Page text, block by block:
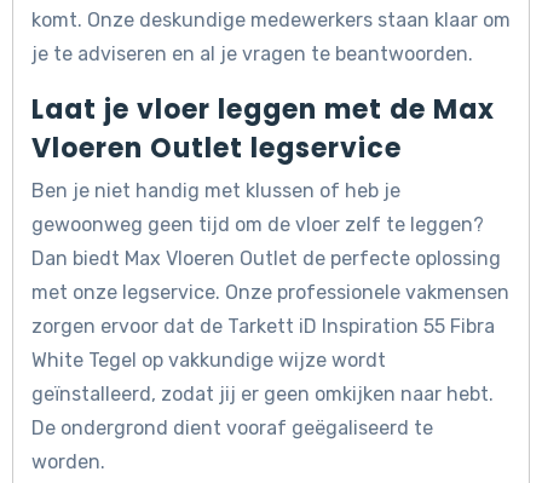
komt. Onze deskundige medewerkers staan klaar om
je te adviseren en al je vragen te beantwoorden.
Laat je vloer leggen met de Max
Vloeren Outlet legservice
Ben je niet handig met klussen of heb je
gewoonweg geen tijd om de vloer zelf te leggen?
Dan biedt Max Vloeren Outlet de perfecte oplossing
met onze legservice. Onze professionele vakmensen
zorgen ervoor dat de Tarkett iD Inspiration 55 Fibra
White Tegel op vakkundige wijze wordt
geïnstalleerd, zodat jij er geen omkijken naar hebt.
De ondergrond dient vooraf geëgaliseerd te
worden.